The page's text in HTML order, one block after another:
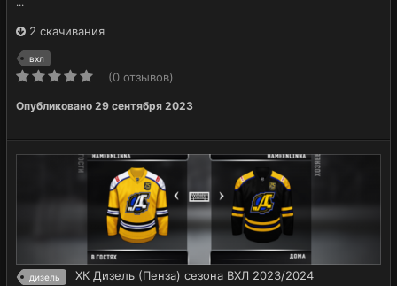
2 скачивания
вхл
(0 отзывов)
Опубликовано 29 сентября 2023
дизель ХК Дизель (Пенза) сезона ВХЛ 2023/2024